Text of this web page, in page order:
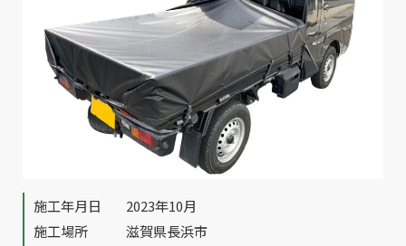
施工年月日
2023年10月
施工場所
滋賀県長浜市